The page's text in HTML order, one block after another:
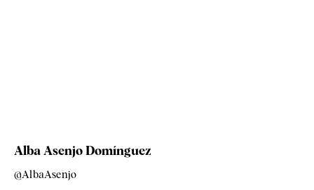
Alba Asenjo Domínguez
@AlbaAsenjo